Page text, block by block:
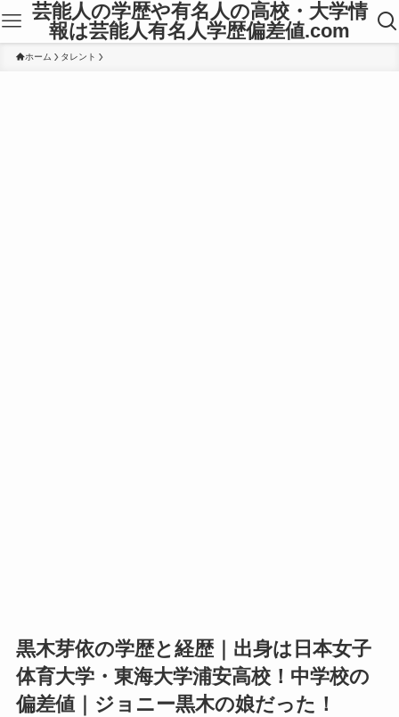
芸能人の学歴や有名人の高校・大学情
報は芸能人有名人学歴偏差値.com
ホーム タレント
黒木芽依の学歴と経歴｜出身は日本女子
体育大学・東海大学浦安高校！中学校の
偏差値｜ジョニー黒木の娘だった！